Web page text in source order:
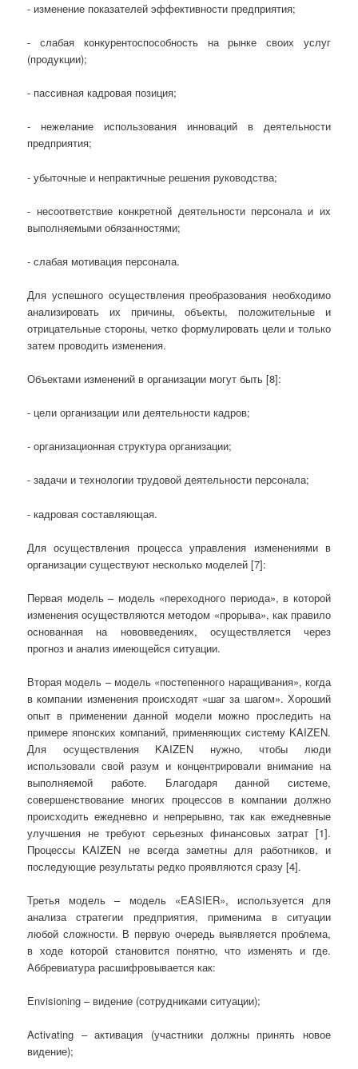
- изменение показателей эффективности предприятия;
- слабая конкурентоспособность на рынке своих услуг
(продукции);
- пассивная кадровая позиция;
- нежелание использования инноваций в деятельности
предприятия;
- убыточные и непрактичные решения руководства;
- несоответствие конкретной деятельности персонала и их
выполняемыми обязанностями;
- слабая мотивация персонала.
Для успешного осуществления преобразования необходимо
анализировать их причины, объекты, положительные и
отрицательные стороны, четко формулировать цели и только
затем проводить изменения.
Объектами изменений в организации могут быть [8]:
- цели организации или деятельности кадров;
- организационная структура организации;
- задачи и технологии трудовой деятельности персонала;
- кадровая составляющая.
Для осуществления процесса управления изменениями в
организации существуют несколько моделей [7]:
Первая модель – модель «переходного периода», в которой
изменения осуществляются методом «прорыва», как правило
основанная на нововведениях, осуществляется через
прогноз и анализ имеющейся ситуации.
Вторая модель – модель «постепенного наращивания», когда
в компании изменения происходят «шаг за шагом». Хороший
опыт в применении данной модели можно проследить на
примере японских компаний, применяющих систему KAIZEN.
Для осуществления KAIZEN нужно, чтобы люди
использовали свой разум и концентрировали внимание на
выполняемой работе. Благодаря данной системе,
совершенствование многих процессов в компании должно
происходить ежедневно и непрерывно, так как ежедневные
улучшения не требуют серьезных финансовых затрат [1].
Процессы KAIZEN не всегда заметны для работников, и
последующие результаты редко проявляются сразу [4].
Третья модель – модель «EASIER», используется для
анализа стратегии предприятия, применима в ситуации
любой сложности. В первую очередь выявляется проблема,
в ходе которой становится понятно, что изменять и где.
Аббревиатура расшифровывается как:
Envisioning – видение (сотрудниками ситуации);
Activating – активация (участники должны принять новое
видение);